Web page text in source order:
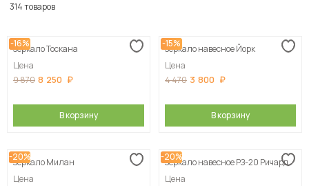
Сначала дорогие
314 товаров
-16%
Зеркало Тоскана
Цена
9 870 8 250
В корзину
-15%
Зеркало навесное Йорк
Цена
4 470 3 800
В корзину
-20%
Зеркало Милан
Цена
-20%
Зеркало навесное РЗ-20 Ричард
Цена